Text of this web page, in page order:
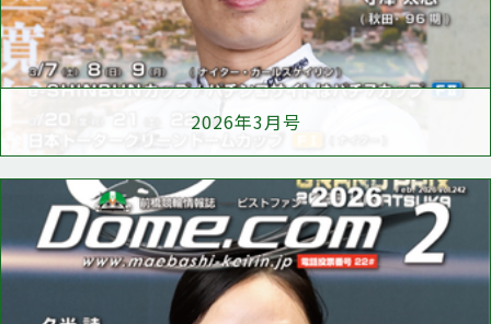
2026年3月号